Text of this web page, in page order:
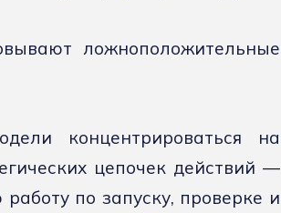
ложноположительные
концентрироваться на
цепочек действий —
по запуску, проверке и